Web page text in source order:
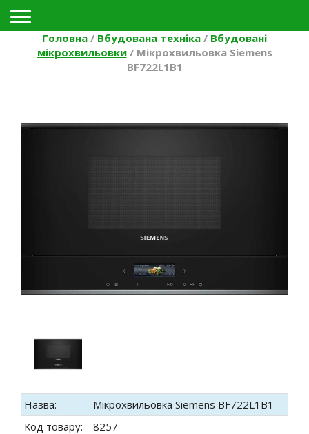
Головна / Вбудована техніка / Вбудовані
мікрохвильовки / Мікрохвильовка Siemens
BF722L1B1
Назва:
Мікрохвильовка Siemens BF722L1B1
Код товару:
8257